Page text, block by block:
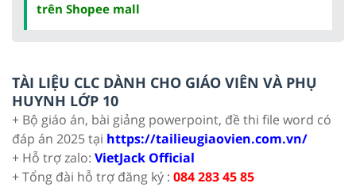
trên Shopee mall
TÀI LIỆU CLC DÀNH CHO GIÁO VIÊN VÀ PHỤ
HUYNH LỚP 10
+ Bộ giáo án, bài giảng powerpoint, đề thi file word có
đáp án 2025 tại https://tailieugiaovien.com.vn/
+ Hỗ trợ zalo: VietJack Official
+ Tổng đài hỗ trợ đăng ký : 084 283 45 85